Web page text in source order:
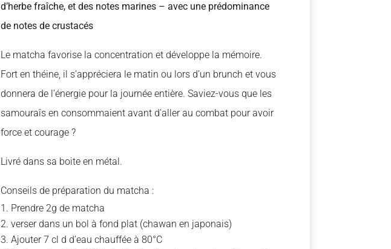
d’herbe fraîche, et des notes marines – avec une prédominance
de notes de crustacés
Le matcha favorise la concentration et développe la mémoire.
Fort en théine, il s’appréciera le matin ou lors d’un brunch et vous
donnera de l’énergie pour la journée entière. Saviez-vous que les
samouraîs en consommaient avant d’aller au combat pour avoir
force et courage ?
Livré dans sa boite en métal.
Conseils de préparation du matcha :
Prendre 2g de matcha
verser dans un bol à fond plat (chawan en japonais)
Ajouter 7 cl d d’eau chauffée à 80°C